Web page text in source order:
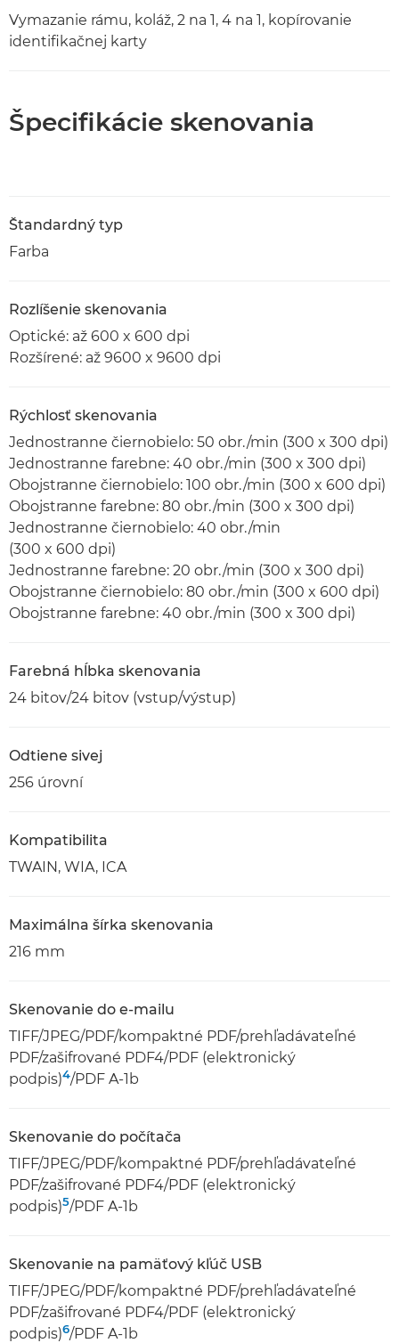
Vymazanie rámu, koláž, 2 na 1, 4 na 1, kopírovanie
identifikačnej karty
Špecifikácie skenovania
Štandardný typ
Farba
Rozlíšenie skenovania
Optické: až 600 x 600 dpi
Rozšírené: až 9600 x 9600 dpi
Rýchlosť skenovania
Jednostranne čiernobielo: 50 obr./min (300 x 300 dpi)
Jednostranne farebne: 40 obr./min (300 x 300 dpi)
Obojstranne čiernobielo: 100 obr./min (300 x 600 dpi)
Obojstranne farebne: 80 obr./min (300 x 300 dpi)
Jednostranne čiernobielo: 40 obr./min
(300 x 600 dpi)
Jednostranne farebne: 20 obr./min (300 x 300 dpi)
Obojstranne čiernobielo: 80 obr./min (300 x 600 dpi)
Obojstranne farebne: 40 obr./min (300 x 300 dpi)
Farebná hĺbka skenovania
24 bitov/24 bitov (vstup/výstup)
Odtiene sivej
256 úrovní
Kompatibilita
TWAIN, WIA, ICA
Maximálna šírka skenovania
216 mm
Skenovanie do e-mailu
TIFF/JPEG/PDF/kompaktné PDF/prehľadávateľné
PDF/zašifrované PDF4/PDF (elektronický
podpis)4/PDF A-1b
Skenovanie do počítača
TIFF/JPEG/PDF/kompaktné PDF/prehľadávateľné
PDF/zašifrované PDF4/PDF (elektronický
podpis)5/PDF A-1b
Skenovanie na pamäťový kľúč USB
TIFF/JPEG/PDF/kompaktné PDF/prehľadávateľné
PDF/zašifrované PDF4/PDF (elektronický
podpis)6/PDF A-1b